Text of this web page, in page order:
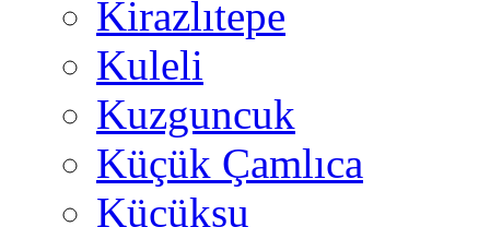
Kirazlıtepe
Kuleli
Kuzguncuk
Küçük Çamlıca
Küçüksu